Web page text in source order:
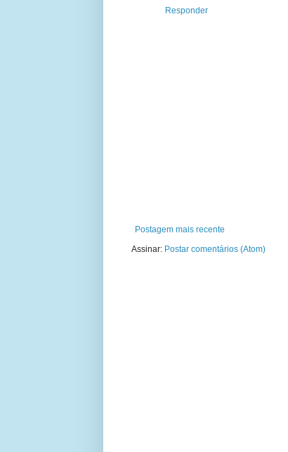
Responder
Postagem mais recente
Assinar: Postar comentários (Atom)